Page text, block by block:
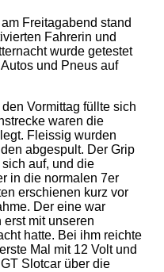
Freitagabend stand
Fahrerin und
wurde getestet
und Pneus auf
Vormittag füllte sich
waren die
Fleissig wurden
abgespult. Der Grip
auf, und die
in die normalen 7er
erschienen kurz vor
Der eine war
mit unseren
hatte. Bei ihm reichte
Mal mit 12 Volt und
Slotcar über die